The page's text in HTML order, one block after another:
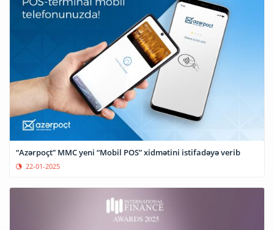
“Azərpoçt” MMC yeni “Mobil POS” xidmətini istifadəyə verib
22-01-2025